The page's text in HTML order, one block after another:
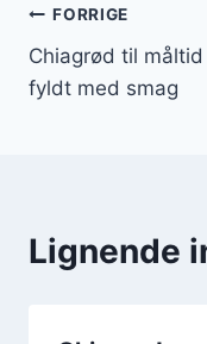
FORRIGE
Chiagrød til måltid
fyldt med smag
Lignende